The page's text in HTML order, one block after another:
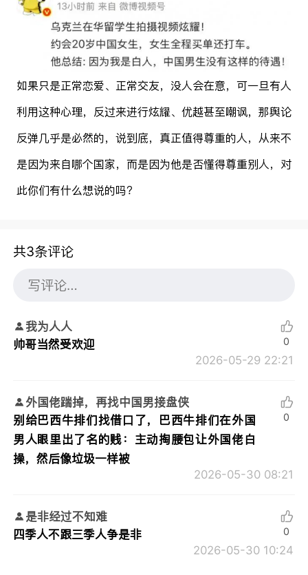
如果只是正常恋爱、正常交友，没人会在意，可一旦有人
利用这种心理，反过来进行炫耀、优越甚至嘲讽，那舆论
反弹几乎是必然的，说到底，真正值得尊重的人，从来不
是因为来自哪个国家，而是因为他是否懂得尊重别人，对
此你们有什么想说的吗？
共3条评论
我为人人
帅哥当然受欢迎
2026-05-29 22:21
0
外国佬踹掉，再找中国男接盘侠
别给巴西牛排们找借口了，巴西牛排们在外国
男人眼里出了名的贱：主动掏腰包让外国佬白
操，然后像垃圾一样被
2026-05-30 08:21
0
是非经过不知难
四季人不跟三季人争是非
2026-05-30 10:24
0